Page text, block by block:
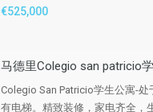
€525,000
马德里Colegio san patricio
Colegio San Patricio学生公寓-处
有电梯。精致装修，家电齐全，